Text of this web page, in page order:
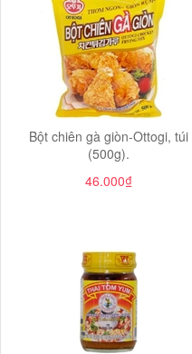
Bột chiên gà giòn-Ottogi, túi
(500g).
46.000₫